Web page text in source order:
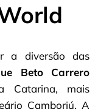
a diversão das
Beto Carrero
Catarina, mais
Camboriú. A